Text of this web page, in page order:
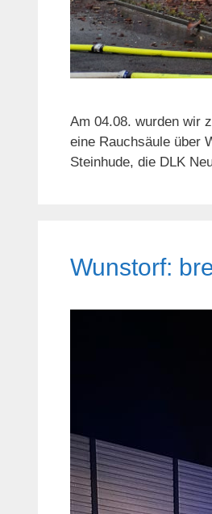
Am 04.08. wurden wir
eine Rauchsäule über
Steinhude, die DLK
Wunstorf: